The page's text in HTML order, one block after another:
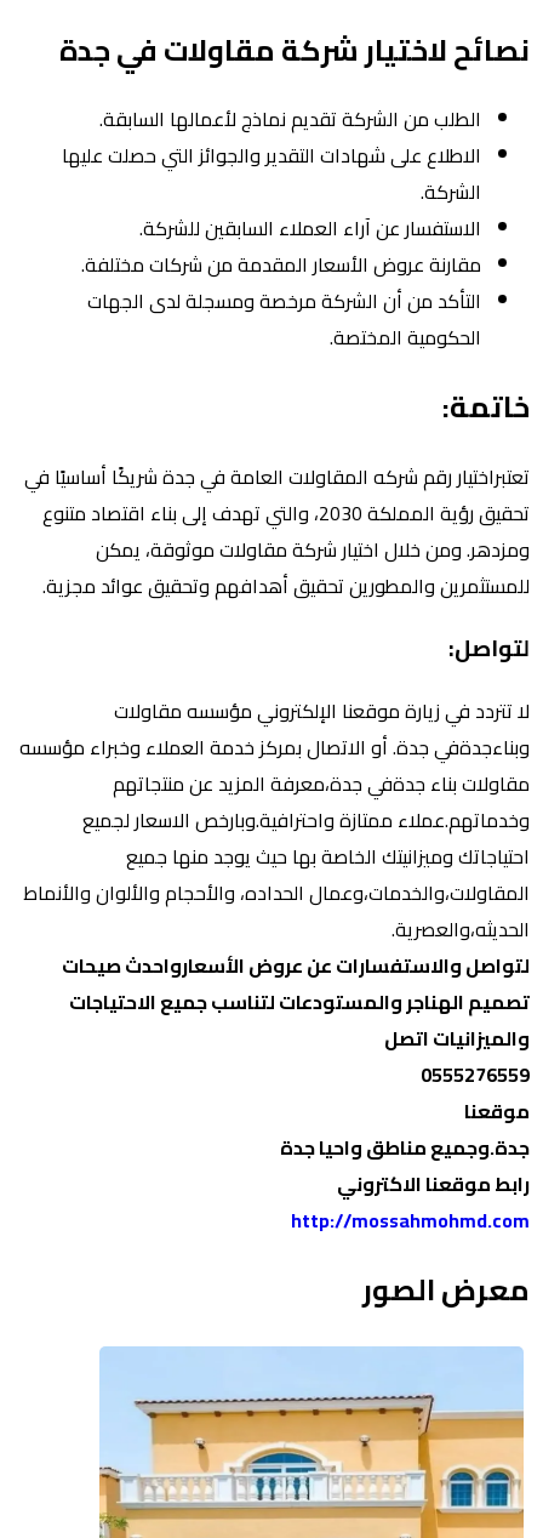
نصائح لاختيار شركة مقاولات في جدة
الطلب من الشركة تقديم نماذج لأعمالها السابقة.
الاطلاع على شهادات التقدير والجوائز التي حصلت عليها
الشركة.
الاستفسار عن آراء العملاء السابقين للشركة.
مقارنة عروض الأسعار المقدمة من شركات مختلفة.
التأكد من أن الشركة مرخصة ومسجلة لدى الجهات
الحكومية المختصة.
خاتمة:
تعتبراختيار رقم شركه المقاولات العامة في جدة شريكًا أساسيًا في
تحقيق رؤية المملكة 2030، والتي تهدف إلى بناء اقتصاد متنوع
ومزدهر. ومن خلال اختيار شركة مقاولات موثوقة، يمكن
للمستثمرين والمطورين تحقيق أهدافهم وتحقيق عوائد مجزية.
لتواصل:
لا تتردد في زيارة موقعنا الإلكتروني مؤسسه مقاولات
وبناءجدةفي جدة. أو الاتصال بمركز خدمة العملاء وخبراء مؤسسه
مقاولات بناء جدةفي جدة،معرفة المزيد عن منتجاتهم
وخدماتهم.عملاء ممتازة واحترافية.وبارخص الاسعار لجميع
احتياجاتك وميزانيتك الخاصة بها حيث يوجد منها جميع
المقاولات،والخدمات،وعمال الحداده، والأحجام والألوان والأنماط
الحديثه،والعصرية.
لتواصل والاستفسارات عن عروض الأسعارواحدث صيحات
تصميم الهناجر والمستودعات لتناسب جميع الاحتياجات
والميزانيات اتصل
0555276559
موقعنا
جدة.وجميع مناطق واحيا جدة
رابط موقعنا الاكتروني
http://mossahmohmd.com
معرض الصور